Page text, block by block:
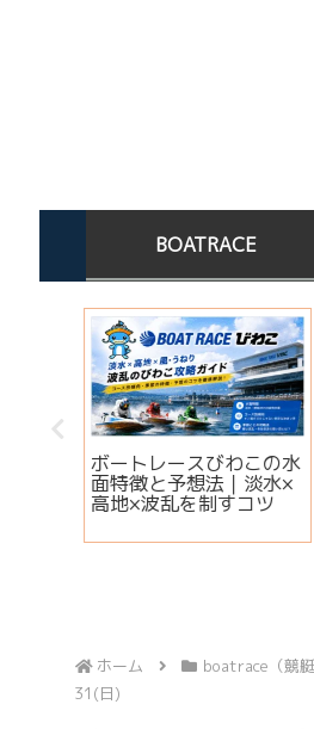
BOATRACE
ボートレースびわこの水
面特徴と予想法｜淡水×
高地×波乱を制すコツ
ホーム boatrace（競艇
31(日)